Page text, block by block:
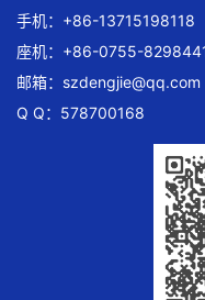
手机：+86-13715198118
座机：+86-0755-
邮箱： szdengjie@qq.com
Q Q：578700168